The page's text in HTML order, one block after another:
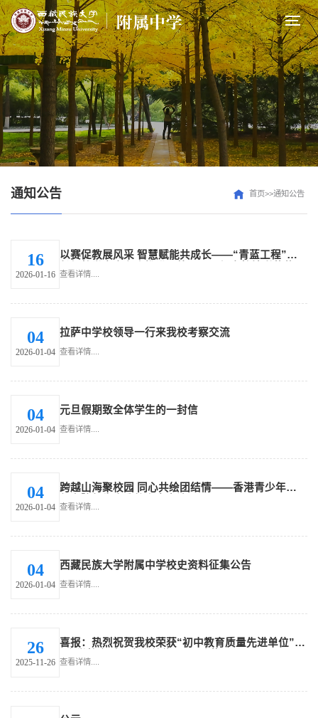
通知公告 首页>>通知公告
16
2026-01-16
以赛促教展风采 智慧赋能共成长——“青蓝工程”成
查看详情....
04
2026-01-04
拉萨中学校领导一行来我校考察交流
查看详情....
04
2026-01-04
元旦假期致全体学生的一封信
查看详情....
04
2026-01-04
跨越山海聚校园 同心共绘团结情——香港青少年知
查看详情....
04
2026-01-04
西藏民族大学附属中学校史资料征集公告
查看详情....
26
2025-11-26
喜报：热烈祝贺我校荣获“初中教育质量先进单位”和
查看详情....